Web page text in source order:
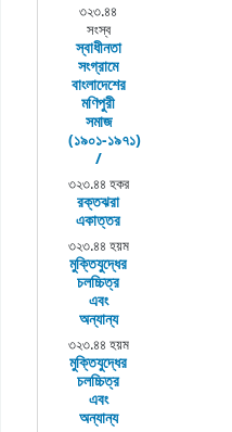
৩২৩.৪৪
সংস্ব
স্বাধীনতা
সংগ্রামে
বাংলাদেশের
মণিপুরী
সমাজ
(১৯০১-১৯৭১)
/
৩২৩.৪৪ হকর
রক্তঝরা
একাত্তর
৩২৩.৪৪ হয়ম
মুক্তিযুদ্ধের
চলচ্চিত্র
এবং
অন্যান্য
৩২৩.৪৪ হয়ম
মুক্তিযুদ্ধের
চলচ্চিত্র
এবং
অন্যান্য